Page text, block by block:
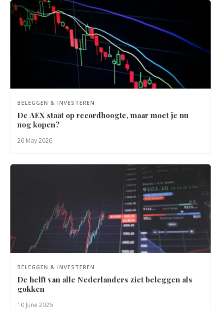
BELEGGEN & INVESTEREN
De AEX staat op recordhoogte, maar moet je nu
nog kopen?
26 May 2026
BELEGGEN & INVESTEREN
De helft van alle Nederlanders ziet beleggen als
gokken
10 June 2026